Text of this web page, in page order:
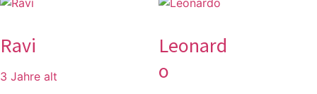
Ravi
3 Jahre alt
Leonard
o